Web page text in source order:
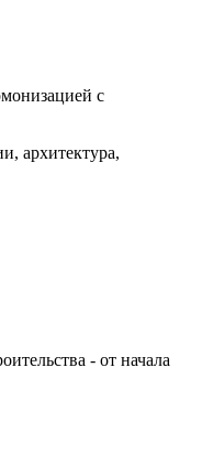
с
архитектура,
- от начала